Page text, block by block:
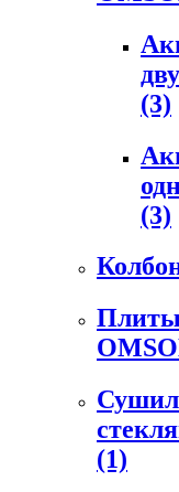
(3)
(3)
Плиты
(1)